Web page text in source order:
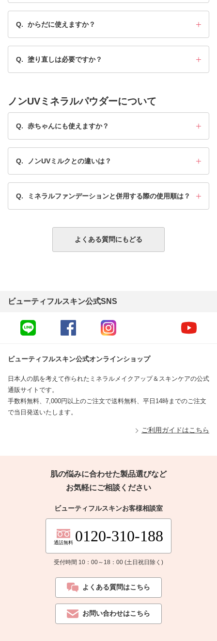
Q. からだに使えますか？
Q. 塗り直しは必要ですか？
ノンUVミネラルパウダーについて
Q. 赤ちゃんにも使えますか？
Q. ノンUVミルクとの違いは？
Q. ミネラルファンデーションと併用する際の使用順は？
よくある質問にもどる
ビューティフルスキン公式SNS
ビューティフルスキン公式オンラインショップ
日本人の肌を考えて作られたミネラルメイクアップ＆スキンケアの公式
通販サイトです。
手数料無料、7,000円以上のご注文で送料無料、平日14時までのご注文
で当日発送いたします。
ご利用ガイドはこちら
肌の悩みに合わせた製品選びなど
お気軽にご相談ください
ビューティフルスキンお客様相談室
通話無料 0120-310-188
受付時間 10：00～18：00 (土日祝日除く)
よくある質問はこちら
お問い合わせはこちら